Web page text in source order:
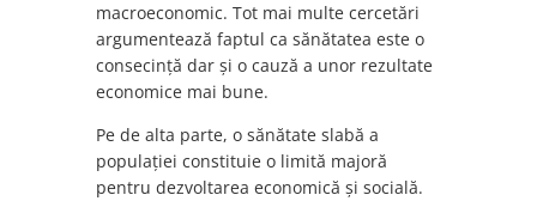
macroeconomic. Tot mai multe cercetări
argumentează faptul ca sănătatea este o
consecință dar și o cauză a unor rezultate
economice mai bune.
Pe de alta parte, o sănătate slabă a
populației constituie o limită majoră
pentru dezvoltarea economică și socială.